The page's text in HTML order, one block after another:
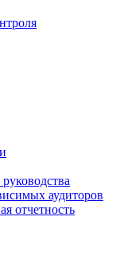
аудиторов
отчетность